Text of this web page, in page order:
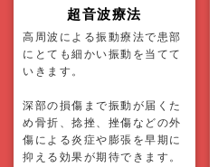
超音波療法
高周波による振動療法で患部
にとても細かい振動を当てて
いきます。
深部の損傷まで振動が届くた
め骨折、捻挫、挫傷などの外
傷による炎症や膨張を早期に
抑える効果が期待できます。